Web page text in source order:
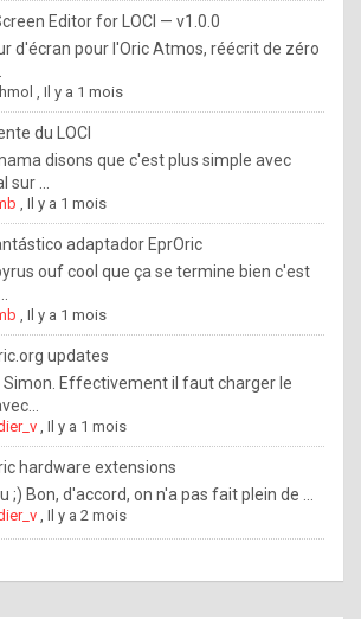
o
u
w
a
n
t
o
n
o
w
h
o
w
o
Editor for LOCI — v1.0.0
d'écran pour l'Oric Atmos, réécrit de zéro
,Il y a 1 mois
du LOCI
disons que c'est plus simple avec
sur ...
,Il y a 1 mois
adaptador EprOric
ouf cool que ça se termine bien c'est
,Il y a 1 mois
updates
Simon. Effectivement il faut charger le
,Il y a 1 mois
hardware extensions
;) Bon, d'accord, on n'a pas fait plein de ...
,Il y a 2 mois